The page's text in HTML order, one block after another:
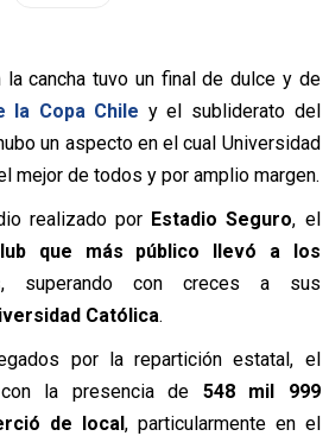
la cancha tuvo un final de dulce y de
la Copa Chile y el subliderato del
un aspecto en el cual Universidad
mejor de todos y por amplio margen.
realizado por Estadio Seguro, el
que más público llevó a los
, superando con creces a sus
Católica.
por la repartición estatal, el
la presencia de 548 mil 999
de local, particularmente en el